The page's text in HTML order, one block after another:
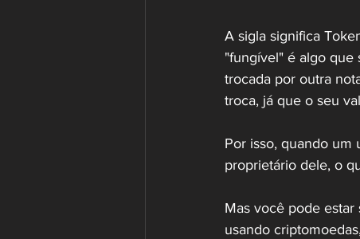
A sigla significa
"fungível" é algo que
trocada por outra
troca, já que o seu
Por isso, quando um
proprietário dele, o
Mas você pode
usando